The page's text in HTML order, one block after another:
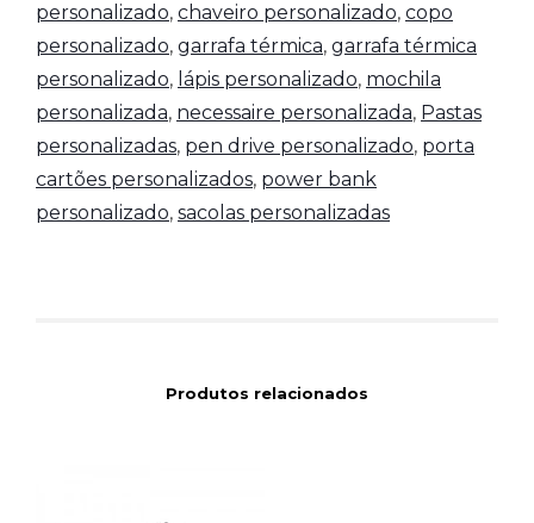
personalizado, chaveiro personalizado, copo
personalizado, garrafa térmica, garrafa térmica
personalizado, lápis personalizado, mochila
personalizada, necessaire personalizada, Pastas
personalizadas, pen drive personalizado, porta
cartões personalizados, power bank
personalizado, sacolas personalizadas
Produtos relacionados